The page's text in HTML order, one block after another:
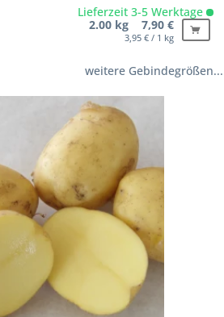
Lieferzeit 3-5 Werktage
2.00 kg 7,90 €
3,95 € / 1 kg
weitere Gebindegrößen...